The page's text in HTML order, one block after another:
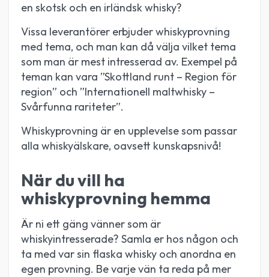
en skotsk och en irländsk whisky?
Vissa leverantörer erbjuder whiskyprovning
med tema, och man kan då välja vilket tema
som man är mest intresserad av. Exempel på
teman kan vara ”Skottland runt – Region för
region” och ”Internationell maltwhisky –
Svårfunna rariteter”.
Whiskyprovning är en upplevelse som passar
alla whiskyälskare, oavsett kunskapsnivå!
När du vill ha
whiskyprovning hemma
Är ni ett gäng vänner som är
whiskyintresserade? Samla er hos någon och
ta med var sin flaska whisky och anordna en
egen provning. Be varje vän ta reda på mer